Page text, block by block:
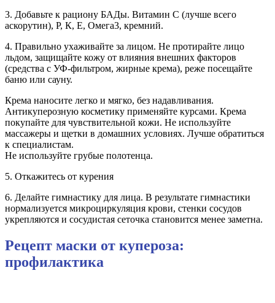
3. Добавьте к рациону БАДы. Витамин С (лучше всего
аскорутин), Р, К, Е, Омега3, кремний.
4. Правильно ухаживайте за лицом. Не протирайте лицо
льдом, защищайте кожу от влияния внешних факторов
(средства с УФ-фильтром, жирные крема), реже посещайте
баню или сауну.
Крема наносите легко и мягко, без надавливания.
Антикуперозную косметику применяйте курсами. Крема
покупайте для чувствительной кожи. Не используйте
массажеры и щетки в домашних условиях. Лучше обратиться
к специалистам.
Не используйте грубые полотенца.
5. Откажитесь от курения
6. Делайте гимнастику для лица. В результате гимнастики
нормализуется микроциркуляция крови, стенки сосудов
укрепляются и сосудистая сеточка становится менее заметна.
Рецепт маски от купероза:
профилактика